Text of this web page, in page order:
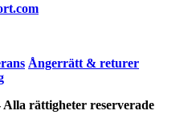
Ångerrätt & returer
rättigheter reserverade